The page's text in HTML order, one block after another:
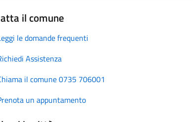
il comune
le domande frequenti
Assistenza
il comune 0735 706001
un appuntamento